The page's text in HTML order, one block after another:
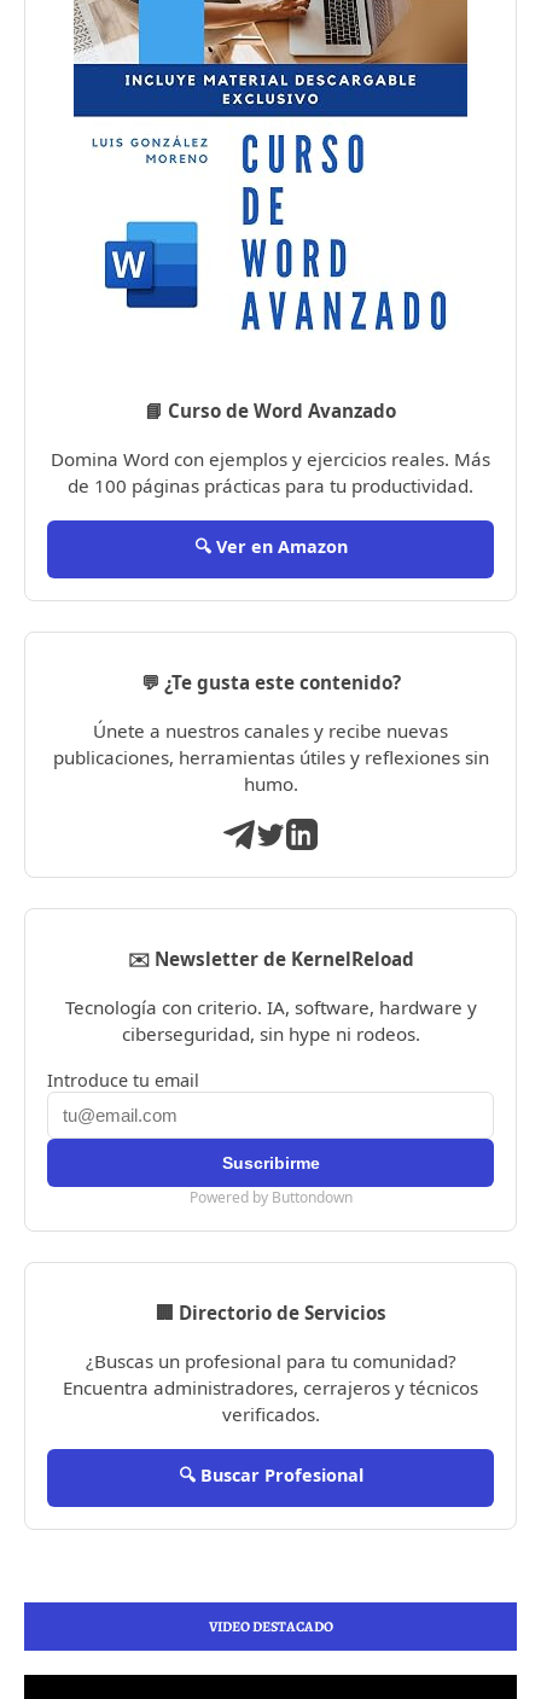
📘 Curso de Word Avanzado
Domina Word con ejemplos y ejercicios reales. Más
de 100 páginas prácticas para tu productividad.
🔍 Ver en Amazon
💬 ¿Te gusta este contenido?
Únete a nuestros canales y recibe nuevas
publicaciones, herramientas útiles y reflexiones sin
humo.
✉️ Newsletter de KernelReload
Tecnología con criterio. IA, software, hardware y
ciberseguridad, sin hype ni rodeos.
Introduce tu email
Powered by Buttondown
🏢 Directorio de Servicios
¿Buscas un profesional para tu comunidad?
Encuentra administradores, cerrajeros y técnicos
verificados.
🔍 Buscar Profesional
VIDEO DESTACADO